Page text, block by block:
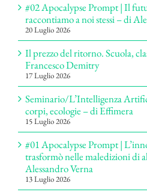
#02 Apocalypse Prompt | Il
raccontiamo a noi stessi – di
20 Luglio 2026
Il prezzo del ritorno. Scuola,
Francesco Demitry
17 Luglio 2026
Seminario/L’Intelligenza
corpi, ecologie – di Effimera
15 Luglio 2026
#01 Apocalypse Prompt |
trasformò nelle maledizioni di
Alessandro Verna
13 Luglio 2026